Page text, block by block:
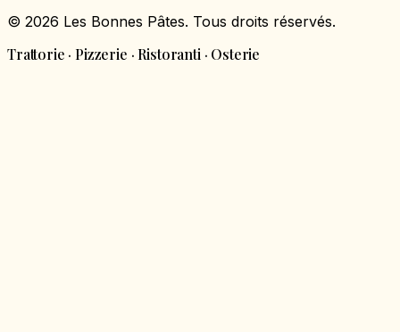
© 2026 Les Bonnes Pâtes. Tous droits réservés.
Trattorie · Pizzerie · Ristoranti · Osterie